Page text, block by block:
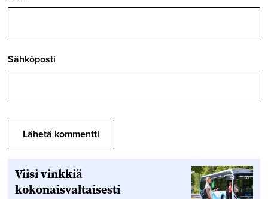
Sähköposti
Viisi vinkkiä
kokonaisvaltaisesti